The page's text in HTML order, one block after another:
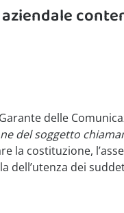
delle
del soggetto
la costituzione,
dell’utenza dei